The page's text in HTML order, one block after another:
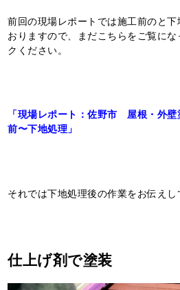
前回の現場レポートでは施工前のと
おりますので、まだこちらをご覧に
クください。
「現場レポート：佐野市 屋根・外
前〜下地処理」
それでは下地処理後の作業をお伝えし
仕上げ剤で塗装